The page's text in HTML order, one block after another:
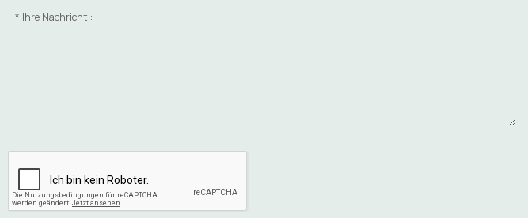
Ihre Nachricht::